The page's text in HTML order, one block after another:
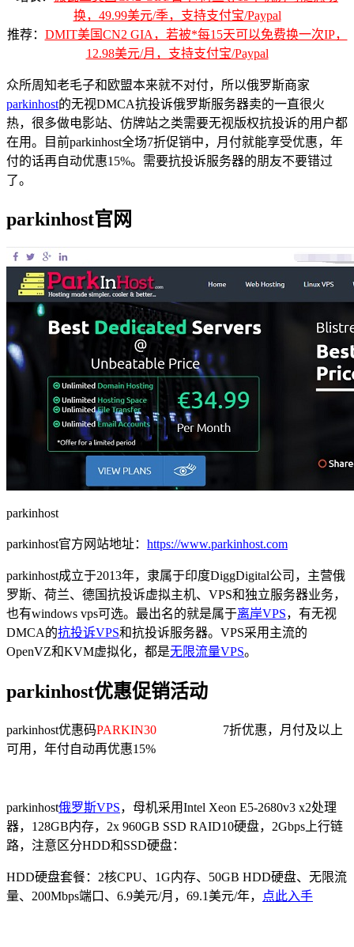
换，49.99美元/季，支持支付宝/Paypal
推荐： DMIT美国CN2 GIA，若被*每15天可以免费换一次IP，
12.98美元/月，支持支付宝/Paypal
众所周知老毛子和欧盟本来就不对付，所以俄罗斯商家
parkinhost的无视DMCA抗投诉俄罗斯服务器卖的一直很火
热，很多做电影站、仿牌站之类需要无视版权抗投诉的用户都
在用。目前parkinhost全场7折促销中，月付就能享受优惠，年
付的话再自动优惠15%。需要抗投诉服务器的朋友不要错过
了。
parkinhost官网
parkinhost
parkinhost官方网站地址： https://www.parkinhost.com
parkinhost成立于2013年，隶属于印度DiggDigital公司，主营俄
罗斯、荷兰、德国抗投诉虚拟主机、VPS和独立服务器业务，
也有windows vps可选。最出名的就是属于离岸VPS，有无视
DMCA的抗投诉VPS和抗投诉服务器。VPS采用主流的
OpenVZ和KVM虚拟化，都是无限流量VPS。
parkinhost优惠促销活动
parkinhost优惠码PARKIN30 7折优惠，月付及以上
可用，年付自动再优惠15%
parkinhost俄罗斯VPS，母机采用Intel Xeon E5-2680v3 x2处理
器，128GB内存，2x 960GB SSD RAID10硬盘，2Gbps上行链
路，注意区分HDD和SSD硬盘：
HDD硬盘套餐：2核CPU、1G内存、50GB HDD硬盘、无限流
量、200Mbps端口、6.9美元/月，69.1美元/年，
点此入手